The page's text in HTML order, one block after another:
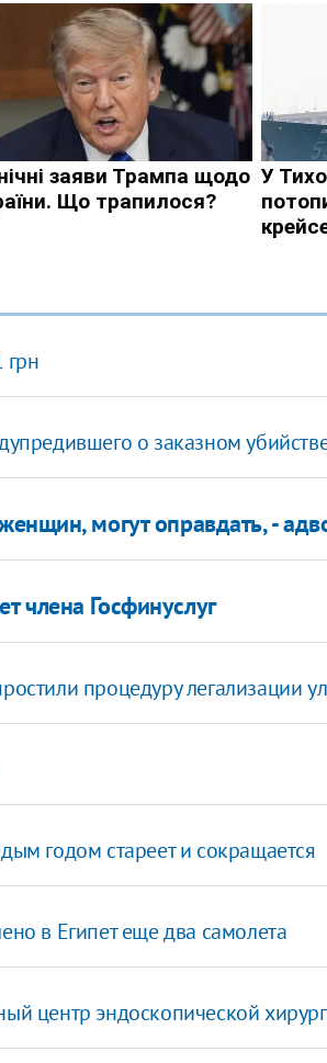
грн
о заказном убийстве
могут оправдать, -
члена Госфинуслуг
процедуру легализации
годом стареет и сокращается
в Египет еще два самолета
центр эндоскопической